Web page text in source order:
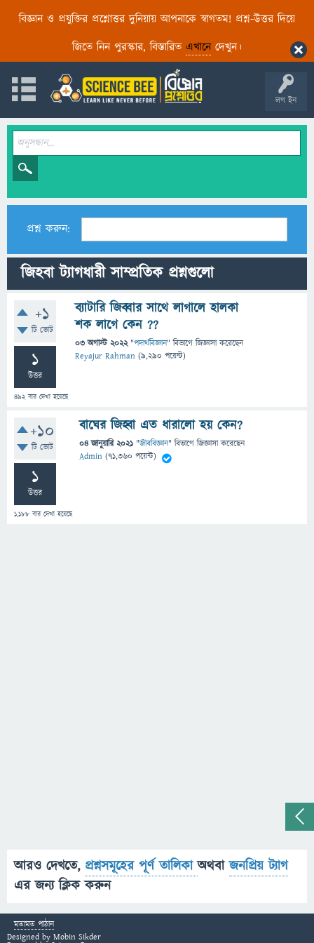
বিজ্ঞান ও প্রযুক্তির প্রশ্নোত্তর দুনিয়ায় আপনাকে স্বাগতম! প্রশ্ন-উত্তর দিয়ে
জিতে নিন পুরস্কার, বিস্তারিত এখানেদেখুন।
লগ ইন
প্রশ্ন করুন:
জিহবা ট্যাগধারী সাম্প্রতিক প্রশ্নগুলো
+1
টি ভোট
1
উত্তর
492বার দেখা হয়েছে
ব্যাটারি জিব্বার সাথে লাগালে হালকা
শক লাগে কেন ??
03 অগাস্ট 2022 "পদার্থবিজ্ঞান" বিভাগে জিজ্ঞাসাকরেছেন
Reyajur Rahman (9,290 পয়েন্ট)
+10
টি ভোট
1
উত্তর
1,188 বার দেখা হয়েছে
বাঘের জিহ্বা এত ধারালো হয় কেন?
04 জানুয়ারি 2021 "জীববিজ্ঞান" বিভাগে জিজ্ঞাসাকরেছেন
Admin (71,360 পয়েন্ট)
আরও দেখতে, প্রশ্নসমূহের পূর্ণ তালিকাঅথবাজনপ্রিয় ট্যাগ
এর জন্য ক্লিক করুন
মতামত পাঠান
Designed by Mobin Sikder